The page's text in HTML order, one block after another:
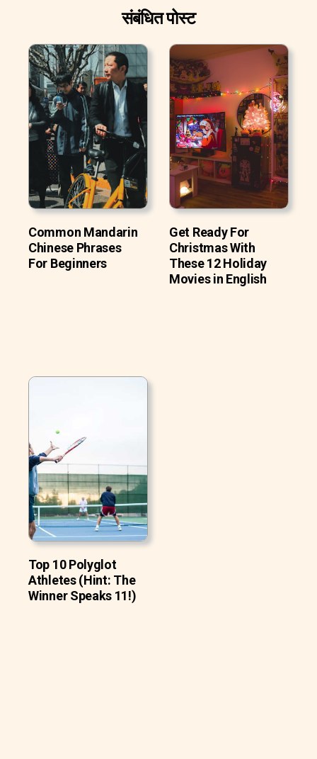
संबंधित पोस्ट
Common Mandarin
Chinese Phrases
For Beginners
Get Ready For
Christmas With
These 12 Holiday
Movies in English
Top 10 Polyglot
Athletes (Hint: The
Winner Speaks 11!)